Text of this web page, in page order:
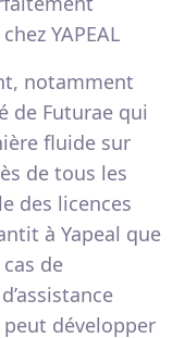
YAPEAL
notamment
de Futurae qui
fluide sur
de tous les
des licences
à Yapeal que
de
développer